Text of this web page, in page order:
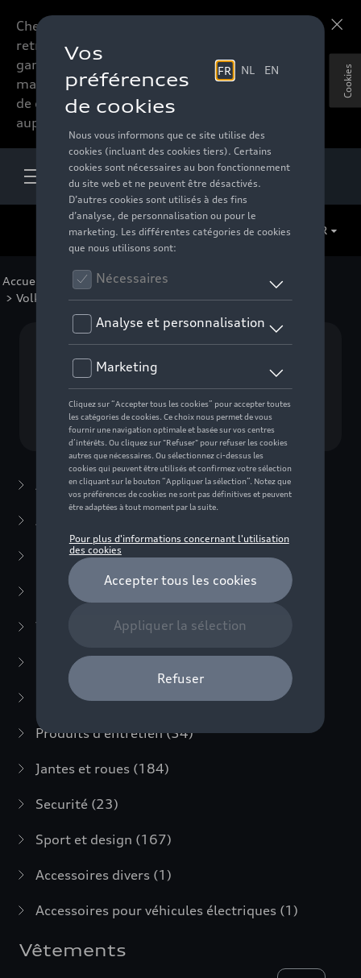
Chers accessoires-lovers,
retrouvez dorénavant toute la
gamme d’accessoires de votre
marque préférée sous forme
de catalogue à commander
auprès de votre distributeur.
FR
Accueil Pour votre Audi >
> Volkswagen Collection > Vêtements
Aucun modèle sélectionné (Tout afficher)
Choisissez un modèle
Accessoires d'été(7)
Accessoires d'hiver
Packs(38)
E-mobilité
Transport (94)
Confort et protection
Multimédia(14)
Produits d'entretien(54)
Jantes et roues (184)
Securité (23)
Sport et design (167)
Accessoires divers (1)
Accessoires pour véhicules électriques (1)
Vêtements
Cookies